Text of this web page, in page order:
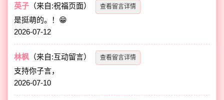
英子 （来自:祝福页面） 查看留言详情
是挺萌的。！😁
2026-07-12
林枫 （来自:互动留言） 查看留言详情
支持你子言，
2026-07-10